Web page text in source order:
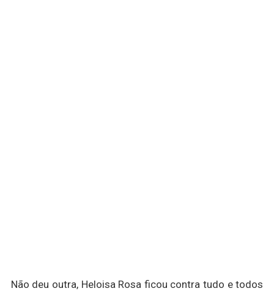
Não deu outra, Heloisa Rosa ficou contra tudo e todos